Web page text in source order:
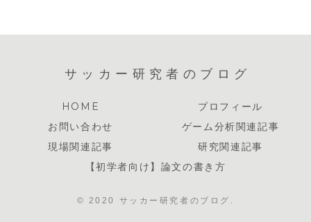
サッカー研究者のブログ
HOME
プロフィール
お問い合わせ
ゲーム分析関連記事
現場関連記事
研究関連記事
【初学者向け】論文の書き方
© 2020 サッカー研究者のブログ.